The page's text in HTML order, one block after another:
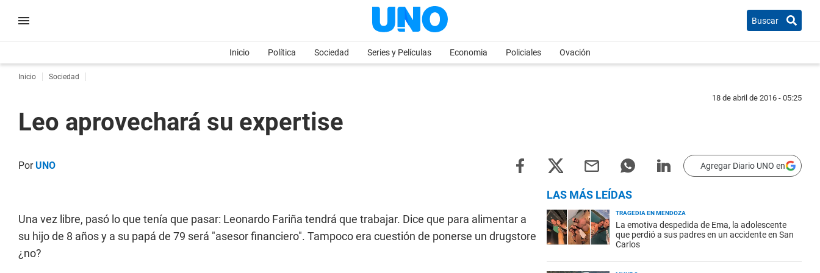
Buscar
Inicio Política Sociedad Series y Películas Economia Policiales Ovación
Inicio Sociedad
18 de abril de 2016 - 05:25
Leo aprovechará su expertise
PorUNO Agregar Diario UNO en
Una vez libre, pasó lo que tenía que pasar: Leonardo Fariña tendrá que trabajar. Dice que para alimentar a
su hijo de 8 años y a su papá de 79 será "asesor financiero". Tampoco era cuestión de ponerse un drugstore
¿no?
LAS MÁS LEÍDAS
TRAGEDIA EN MENDOZA
La emotiva despedida de Ema, la adolescente
que perdió a sus padres en un accidente en San
Carlos